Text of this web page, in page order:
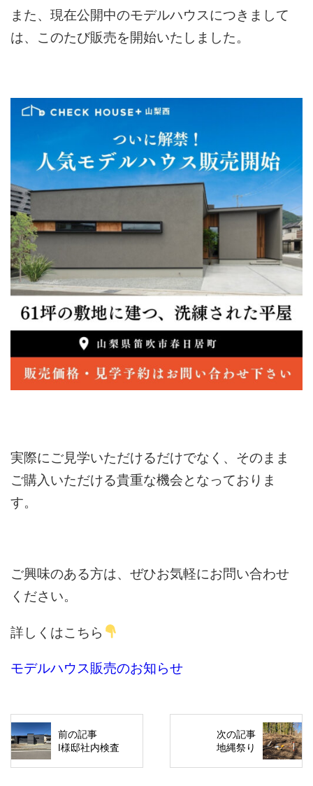
また、現在公開中のモデルハウスにつきまして
は、このたび販売を開始いたしました。
実際にご見学いただけるだけでなく、そのまま
ご購入いただける貴重な機会となっておりま
す。
ご興味のある方は、ぜひお気軽にお問い合わせ
ください。
詳しくはこちら
モデルハウス販売のお知らせ
前の記事
I様邸社内検査
次の記事
地縄祭り